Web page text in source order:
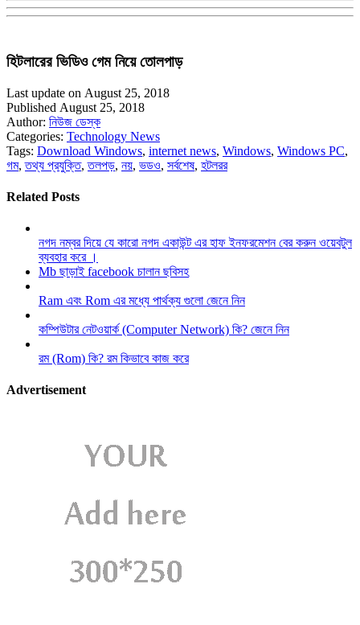
হিটলারের ভিডিও গেম নিয়ে তোলপাড়
Last update on August 25, 2018
Published August 25, 2018
Author: নিউজ ডেস্ক
Categories: Technology News
Tags: Download Windows, internet news, Windows, Windows PC,
গম,তথ্য প্রযুক্তি,তলপড়, নয়, ভডও, সর্বশেষ, হটলরর
Related Posts
নগদ নম্বর দিয়ে যে কারো নগদ একাউন্ট এর হাফ ইনফরমেশন বের করুন ওয়েবটুল
ব্যবহার করে ।
Mb ছাড়াই facebook চালান ছবিসহ
Ram এবং Rom এর মধ্যে পার্থক্য গুলো জেনে নিন
কম্পিউটার নেটওয়ার্ক (Computer Network) কি? জেনে নিন
রম (Rom) কি? রম কিভাবে কাজ করে
Advertisement